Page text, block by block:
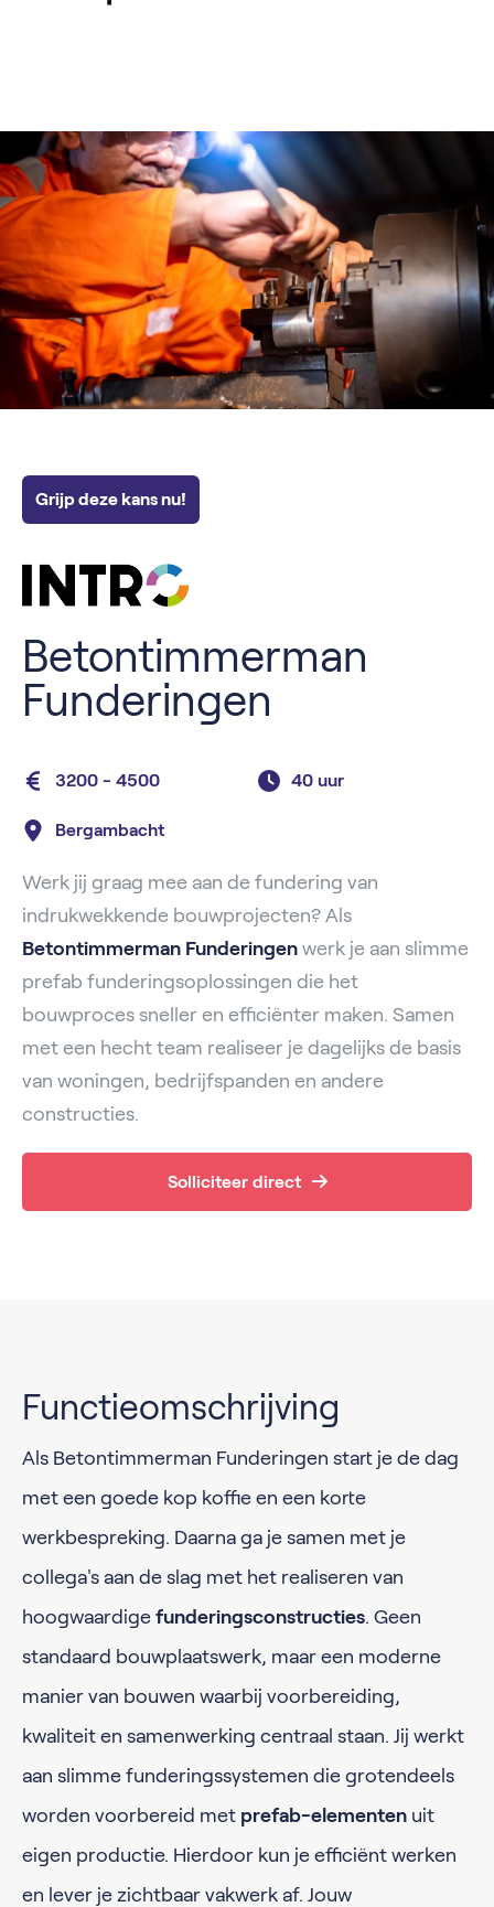
Grijp deze kans nu!
Betontimmerman
Funderingen
3200 - 4500 40 uur
Bergambacht
Werk jij graag mee aan de fundering van
indrukwekkende bouwprojecten? Als
Betontimmerman Funderingen werk je aan slimme
prefab funderingsoplossingen die het
bouwproces sneller en efficiënter maken. Samen
met een hecht team realiseer je dagelijks de basis
van woningen, bedrijfspanden en andere
constructies.
Solliciteer direct
Functieomschrijving
Als Betontimmerman Funderingen start je de dag
met een goede kop koffie en een korte
werkbespreking. Daarna ga je samen met je
collega's aan de slag met het realiseren van
hoogwaardige funderingsconstructies. Geen
standaard bouwplaatswerk, maar een moderne
manier van bouwen waarbij voorbereiding,
kwaliteit en samenwerking centraal staan. Jij werkt
aan slimme funderingssystemen die grotendeels
worden voorbereid met prefab-elementen uit
eigen productie. Hierdoor kun je efficiënt werken
en lever je zichtbaar vakwerk af. Jouw